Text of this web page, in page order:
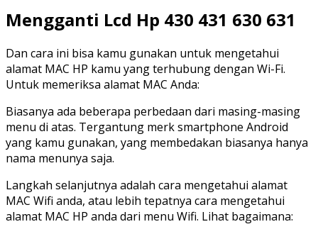
Mengganti Lcd Hp 430 431 630 631
Dan cara ini bisa kamu gunakan untuk mengetahui
alamat MAC HP kamu yang terhubung dengan Wi-Fi.
Untuk memeriksa alamat MAC Anda:
Biasanya ada beberapa perbedaan dari masing-masing
menu di atas. Tergantung merk smartphone Android
yang kamu gunakan, yang membedakan biasanya hanya
nama menunya saja.
Langkah selanjutnya adalah cara mengetahui alamat
MAC Wifi anda, atau lebih tepatnya cara mengetahui
alamat MAC HP anda dari menu Wifi. Lihat bagaimana: